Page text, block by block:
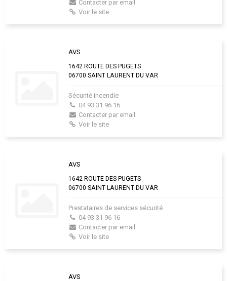
Contacter par email
Voir le site
AVS
1642 ROUTE DES PUGETS
06700 SAINT LAURENT DU VAR
Sécurité incendie
04 93 31 96 16
Contacter par email
Voir le site
AVS
1642 ROUTE DES PUGETS
06700 SAINT LAURENT DU VAR
Prestataires de services sécurité
04 93 31 96 16
Contacter par email
Voir le site
AVS